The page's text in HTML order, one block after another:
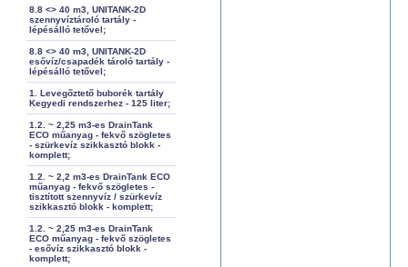
8.8 <> 40 m3, UNITANK-2D
szennyvíztároló tartály -
lépésálló tetővel;
8.8 <> 40 m3, UNITANK-2D
esővíz/csapadék tároló tartály -
lépésálló tetővel;
1. Levegőztető buborék tartály
Kegyedi rendszerhez - 125 liter;
1.2. ~ 2,25 m3-es DrainTank
ECO műanyag - fekvő szögletes
- szürkevíz szikkasztó blokk -
komplett;
1.2. ~ 2,2 m3-es DrainTank ECO
műanyag - fekvő szögletes -
tisztított szennyvíz / szürkevíz
szikkasztó blokk - komplett;
1.2. ~ 2,25 m3-es DrainTank
ECO műanyag - fekvő szögletes
- esővíz szikkasztó blokk -
komplett;